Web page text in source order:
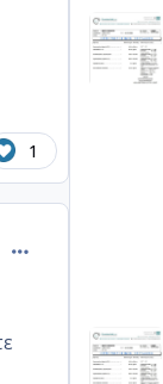
1
comment_991259